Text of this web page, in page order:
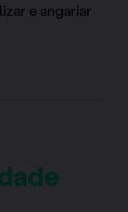
e angariar